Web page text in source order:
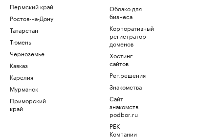
Пермский край
Ростов-на-Дону
Татарстан
Тюмень
Черноземье
Кавказ
Карелия
Мурманск
Приморский
край
Облако для
бизнеса
Корпоративный
регистратор
доменов
Хостинг
сайтов
Рег.решения
Знакомства
Сайт
знакомств
podbor.ru
РБК
Компании